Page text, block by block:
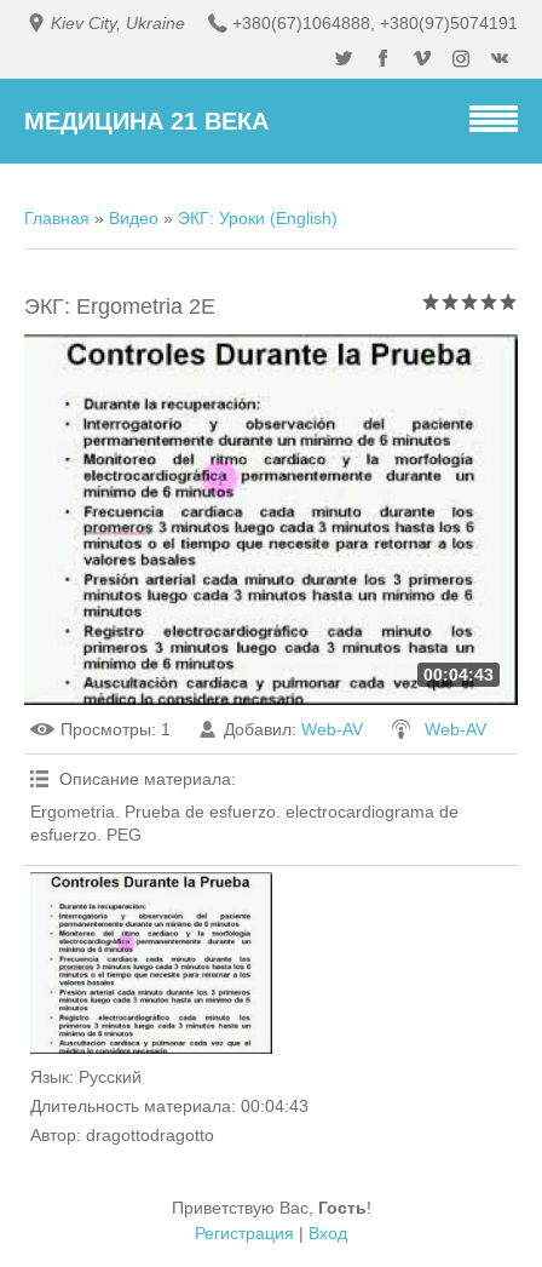
Kiev City, Ukraine +380(67)1064888, +380(97)5074191
МЕДИЦИНА 21 ВЕКА
Главная » Видео » ЭКГ: Уроки (English)
ЭКГ: Ergometria 2E
00:04:43
Просмотры: 1 Добавил: Web-AV Web-AV
Описание материала:
Ergometria. Prueba de esfuerzo. electrocardiograma de
esfuerzo. PEG
Язык: Русский
Длительность материала: 00:04:43
Автор: dragottodragotto
Приветствую Вас, Гость!
Регистрация | Вход